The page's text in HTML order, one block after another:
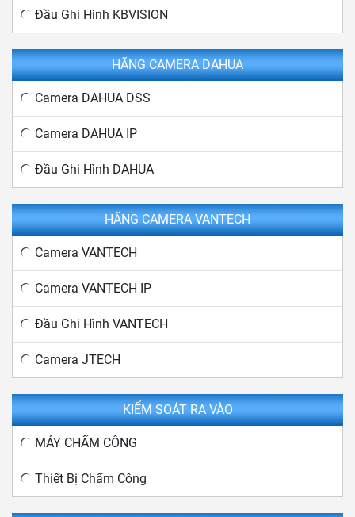
Đầu Ghi Hình KBVISION
HÃNG CAMERA DAHUA
Camera DAHUA DSS
Camera DAHUA IP
Đầu Ghi Hình DAHUA
HÃNG CAMERA VANTECH
Camera VANTECH
Camera VANTECH IP
Đầu Ghi Hình VANTECH
Camera JTECH
KIỂM SOÁT RA VÀO
MÁY CHẤM CÔNG
Thiết Bị Chấm Công